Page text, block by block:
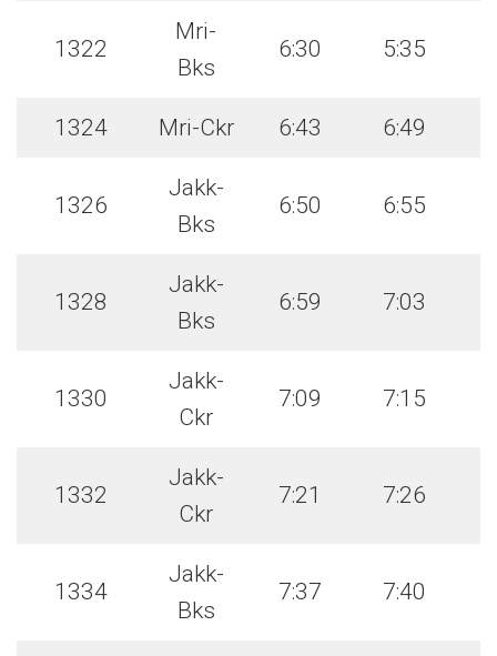
1322
Mri-
Bks
6:30 5:35
1324 Mri-Ckr 6:43 6:49
1326
Jakk-
Bks
6:50 6:55
1328
Jakk-
Bks
6:59 7:03
1330
Jakk-
Ckr
7:09 7:15
1332
Jakk-
Ckr
7:21 7:26
1334
Jakk-
Bks
7:37 7:40